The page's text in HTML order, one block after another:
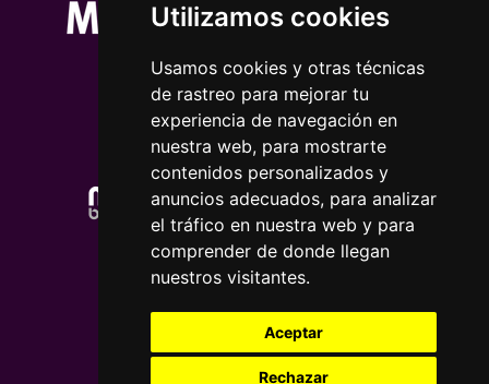
Utilizamos cookies
Usamos cookies y otras técnicas
de rastreo para mejorar tu
experiencia de navegación en
nuestra web, para mostrarte
contenidos personalizados y
anuncios adecuados, para analizar
el tráfico en nuestra web y para
comprender de donde llegan
nuestros visitantes.
Aceptar
Rechazar